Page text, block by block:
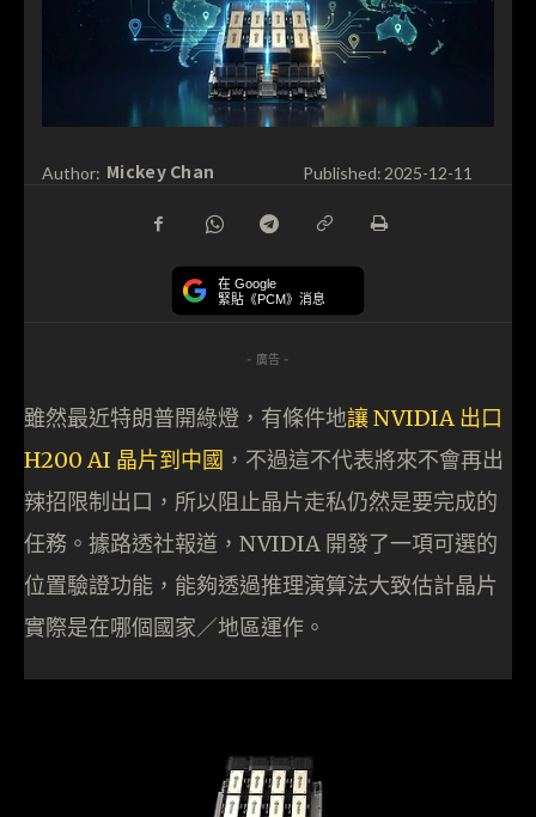
Author: Mickey Chan Published: 2025-12-11
在 Google
緊貼《PCM》消息
- 廣告 -
雖然最近特朗普開綠燈，有條件地讓 NVIDIA 出口
H200 AI 晶片到中國 ，不過這不代表將來不會再出
辣招限制出口，所以阻止晶片走私仍然是要完成的
任務。據路透社報道，NVIDIA 開發了一項可選的
位置驗證功能，能夠透過推理演算法大致估計晶片
實際是在哪個國家／地區運作。